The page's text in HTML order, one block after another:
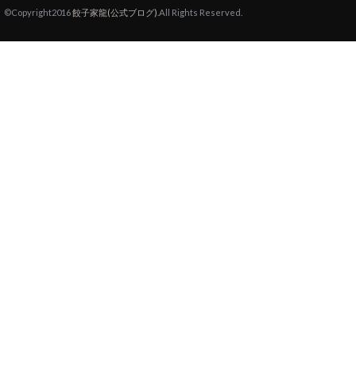
©Copyright2016餃子家龍(公式ブログ) .All Rights Reserved.